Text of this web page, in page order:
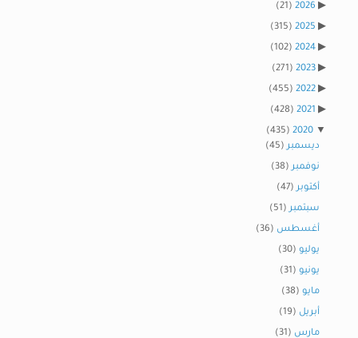
2026
(21)
2025
(315)
2024
(102)
2023
(271)
2022
(455)
2021
(428)
2020
(435)
ديسمبر(45)
نوفمبر(38)
أكتوبر(47)
سبتمبر(51)
أغسطس (36)
يوليو (30)
يونيو (31)
مايو (38)
أبريل (19)
مارس (31)